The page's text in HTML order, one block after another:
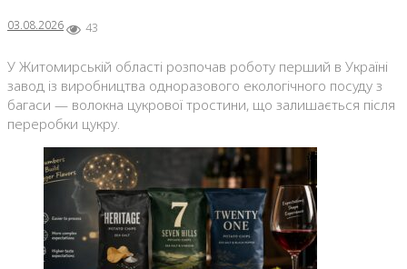
03.08.2026 43
У Житомирській області розпочав роботу перший в Україні
завод із виробництва одноразового екологічного посуду з
багаси — волокна цукрової тростини, що залишається після
переробки цукру.